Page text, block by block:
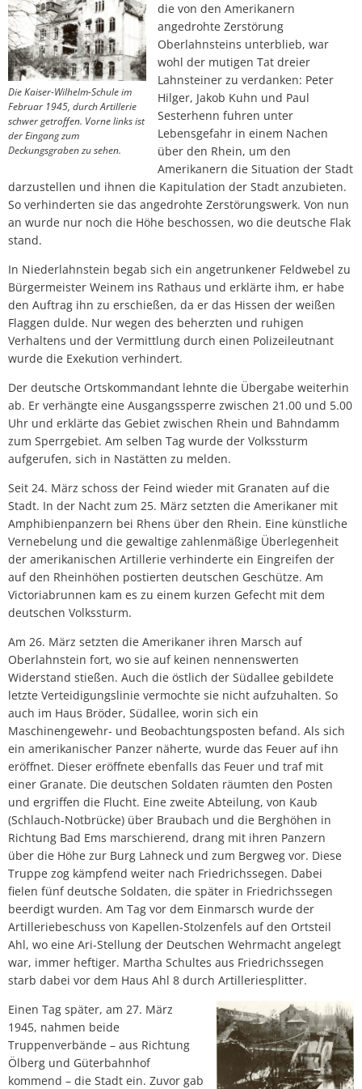
Die Kaiser-Wilhelm-Schule im
Februar 1945, durch Artillerie
schwer getroffen. Vorne links ist
der Eingang zum
Deckungsgraben zu sehen.
die von den Amerikanern
angedrohte Zerstörung
Oberlahnsteins unterblieb, war
wohl der mutigen Tat dreier
Lahnsteiner zu verdanken: Peter
Hilger, Jakob Kuhn und Paul
Sesterhenn fuhren unter
Lebensgefahr in einem Nachen
über den Rhein, um den
Amerikanern die Situation der Stadt
darzustellen und ihnen die Kapitulation der Stadt anzubieten.
So verhinderten sie das angedrohte Zerstörungswerk. Von nun
an wurde nur noch die Höhe beschossen, wo die deutsche Flak
stand.
In Niederlahnstein begab sich ein angetrunkener Feldwebel zu
Bürgermeister Weinem ins Rathaus und erklärte ihm, er habe
den Auftrag ihn zu erschießen, da er das Hissen der weißen
Flaggen dulde. Nur wegen des beherzten und ruhigen
Verhaltens und der Vermittlung durch einen Polizeileutnant
wurde die Exekution verhindert.
Der deutsche Ortskommandant lehnte die Übergabe weiterhin
ab. Er verhängte eine Ausgangssperre zwischen 21.00 und 5.00
Uhr und erklärte das Gebiet zwischen Rhein und Bahndamm
zum Sperrgebiet. Am selben Tag wurde der Volkssturm
aufgerufen, sich in Nastätten zu melden.
Seit 24. März schoss der Feind wieder mit Granaten auf die
Stadt. In der Nacht zum 25. März setzten die Amerikaner mit
Amphibienpanzern bei Rhens über den Rhein. Eine künstliche
Vernebelung und die gewaltige zahlenmäßige Überlegenheit
der amerikanischen Artillerie verhinderte ein Eingreifen der
auf den Rheinhöhen postierten deutschen Geschütze. Am
Victoriabrunnen kam es zu einem kurzen Gefecht mit dem
deutschen Volkssturm.
Am 26. März setzten die Amerikaner ihren Marsch auf
Oberlahnstein fort, wo sie auf keinen nennenswerten
Widerstand stießen. Auch die östlich der Südallee gebildete
letzte Verteidigungslinie vermochte sie nicht aufzuhalten. So
auch im Haus Bröder, Südallee, worin sich ein
Maschinengewehr- und Beobachtungsposten befand. Als sich
ein amerikanischer Panzer näherte, wurde das Feuer auf ihn
eröffnet. Dieser eröffnete ebenfalls das Feuer und traf mit
einer Granate. Die deutschen Soldaten räumten den Posten
und ergriffen die Flucht. Eine zweite Abteilung, von Kaub
(Schlauch-Notbrücke) über Braubach und die Berghöhen in
Richtung Bad Ems marschierend, drang mit ihren Panzern
über die Höhe zur Burg Lahneck und zum Bergweg vor. Diese
Truppe zog kämpfend weiter nach Friedrichssegen. Dabei
fielen fünf deutsche Soldaten, die später in Friedrichssegen
beerdigt wurden. Am Tag vor dem Einmarsch wurde der
Artilleriebeschuss von Kapellen-Stolzenfels auf den Ortsteil
Ahl, wo eine Ari-Stellung der Deutschen Wehrmacht angelegt
war, immer heftiger. Martha Schultes aus Friedrichssegen
starb dabei vor dem Haus Ahl 8 durch Artilleriesplitter.
Einen Tag später, am 27. März
1945, nahmen beide
Truppenverbände – aus Richtung
Ölberg und Güterbahnhof
kommend – die Stadt ein. Zuvor gab